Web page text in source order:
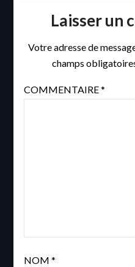
Laisser un
Votre adresse de
champs
COMMENTAIRE*
NOM *